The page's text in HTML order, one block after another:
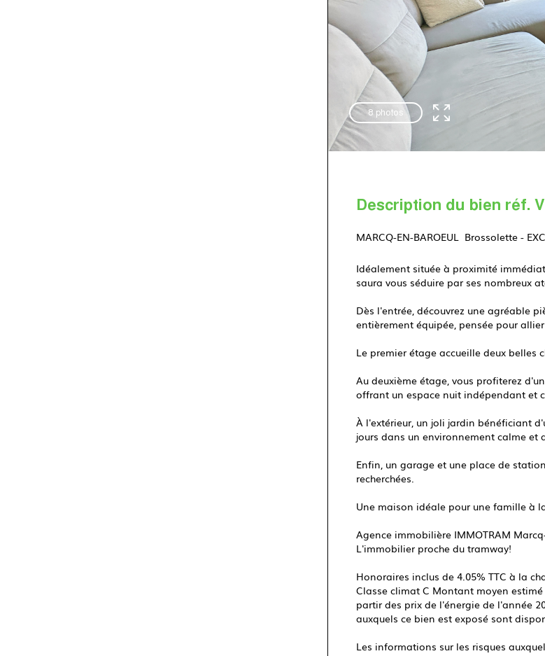
8 photos
Description du bien réf.
MARCQ-EN-BAROEUL  Brossolette -
Idéalement située à proximité
saura vous séduire par ses nombreux
Dès l'entrée, découvrez une agréable
entièrement équipée, pensée pour
Le premier étage accueille deux
Au deuxième étage, vous profiterez
offrant un espace nuit indépendant et
À l'extérieur, un joli jardin bénéficiant
jours dans un environnement calme et
Enfin, un garage et une place de
recherchées.
Une maison idéale pour une famille à
Agence immobilière IMMOTRAM
L'immobilier proche du tramway!
Honoraires inclus de 4.05% TTC à la
Classe climat C Montant moyen
partir des prix de l'énergie de l'année
auxquels ce bien est exposé sont
Les informations sur les risques